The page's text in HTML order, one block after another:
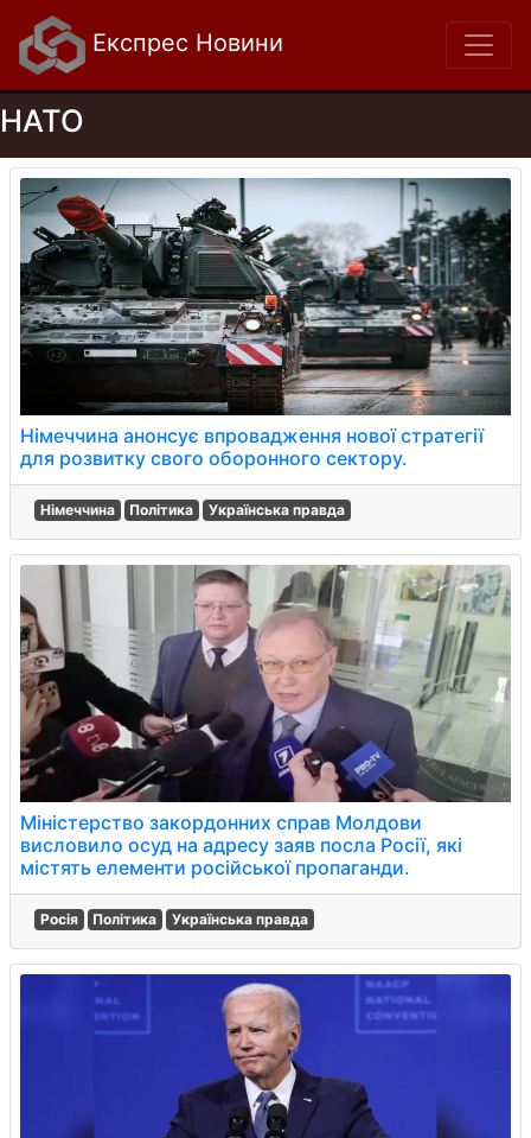
Експрес Новини
НАТО
Німеччина анонсує впровадження нової стратегії
для розвитку свого оборонного сектору.
Німеччина Політика Українська правда
Міністерство закордонних справ Молдови
висловило осуд на адресу заяв посла Росії, які
містять елементи російської пропаганди.
Росія Політика Українська правда